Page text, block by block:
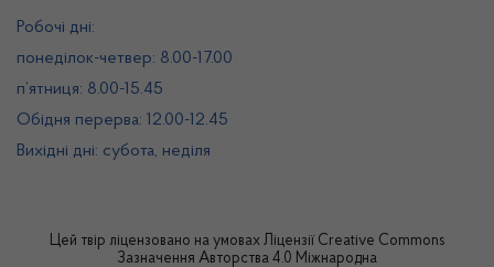
Робочі дні:
понеділок-четвер: 8.00-17.00
п’ятниця: 8.00-15.45
Обідня перерва: 12.00-12.45
Вихідні дні: субота, неділя
Цей твір ліцензовано на умовах Ліцензії Creative Commons
Зазначення Авторства 4.0 Міжнародна